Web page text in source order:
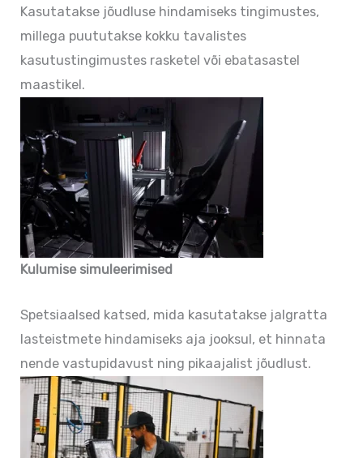
Kasutatakse jõudluse hindamiseks tingimustes,
millega puututakse kokku tavalistes
kasutustingimustes rasketel või ebatasastel
maastikel.
Kulumise simuleerimised
Spetsiaalsed katsed, mida kasutatakse jalgratta
lasteistmete hindamiseks aja jooksul, et hinnata
nende vastupidavust ning pikaajalist jõudlust.